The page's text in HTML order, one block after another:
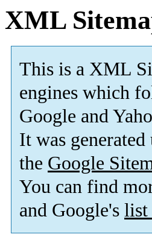
XML
This is a XML
engines which
Google and
It was generated
the Google
You can find
and Google's list